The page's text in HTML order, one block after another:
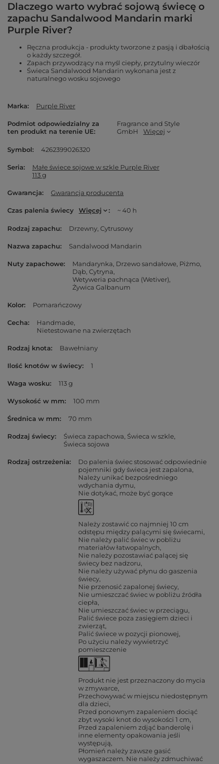
Dlaczego warto wybrać sojową świecę o
zapachu Sandalwood Mandarin marki
Purple River?
Ręczna produkcja - produkty tworzone z pasją i dbałością
o każdy szczegół.
Zapach przywodzący na myśl ciepły, przytulny wieczór
Świeca Sandalwood Mandarin wykonana jest z
naturalnego wosku sojowego
Marka Purple River
Podmiot odpowiedzialny za
ten produkt na terenie UE
Fragrance and Style
GmbH
Więcej
Symbol 4262399026320
Seria
Małe świece sojowe w szkle Purple River
113 g
Gwarancja Gwarancja producenta
Czas palenia świecy Więcej ~ 40 h
Rodzaj zapachu Drzewny Cytrusowy
Nazwa zapachu Sandalwood Mandarin
Nuty zapachowe Mandarynka Drzewo sandałowe Piżmo
Dąb Cytryna
Wetyweria pachnąca (Wetiver)
Żywica Galbanum
Kolor Pomarańczowy
Cecha
Handmade
Nietestowane na zwierzętach
Rodzaj knota Bawełniany
Ilość knotów w świecy 1
Waga wosku 113 g
Wysokość w mm 100 mm
Średnica w mm 70 mm
Rodzaj świecy Świeca zapachowa Świeca w szkle
Świeca sojowa
Rodzaj ostrzeżenia
Do palenia świec stosować odpowiednie
pojemniki gdy świeca jest zapalona
Należy unikać bezpośredniego
wdychania dymu
Nie dotykać, może być gorące
Należy zostawić co najmniej 10 cm
odstępu między palącymi się świecami
Nie należy palić świec w pobliżu
materiałów łatwopalnych
Nie należy pozostawiać palącej się
świecy bez nadzoru
Nie należy używać płynu do gaszenia
świecy
Nie przenosić zapalonej świecy
Nie umieszczać świec w pobliżu źródła
ciepła
Nie umieszczać świec w przeciągu
Palić świece poza zasięgiem dzieci i
zwierząt
Palić świece w pozycji pionowej
Po użyciu należy wywietrzyć
pomieszczenie
Produkt nie jest przeznaczony do mycia
w zmywarce
Przechowywać w miejscu niedostępnym
dla dzieci
Przed ponownym zapaleniem dociąć
zbyt wysoki knot do wysokości 1 cm
Przed zapaleniem zdjąć banderolę i
inne elementy opakowania jeśli
występują
Płomień należy zawsze gasić
wygaszaczem. Nie należy zdmuchiwać